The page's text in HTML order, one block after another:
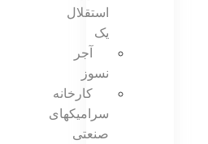
استقلال
یک
آجر
نسوز
کارخانه
سرامیکهای
صنعتی